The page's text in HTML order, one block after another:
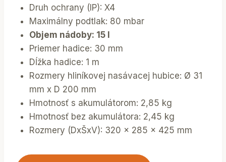
Druh ochrany (IP): X4
Maximálny podtlak: 80 mbar
Objem nádoby: 15 l
Priemer hadice: 30 mm
Dĺžka hadice: 1 m
Rozmery hliníkovej nasávacej hubice: Ø 31
mm x D 200 mm
Hmotnosť s akumulátorom: 2,85 kg
Hmotnosť bez akumulátora: 2,45 kg
Rozmery (DxŠxV): 320 x 285 x 425 mm